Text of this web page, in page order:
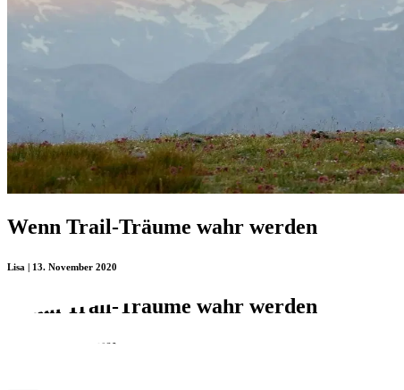
Wenn Trail-Träume wahr werden
Lisa | 13. November 2020
Wenn Trail-Träume wahr werden
Lisa | 13. November 2020